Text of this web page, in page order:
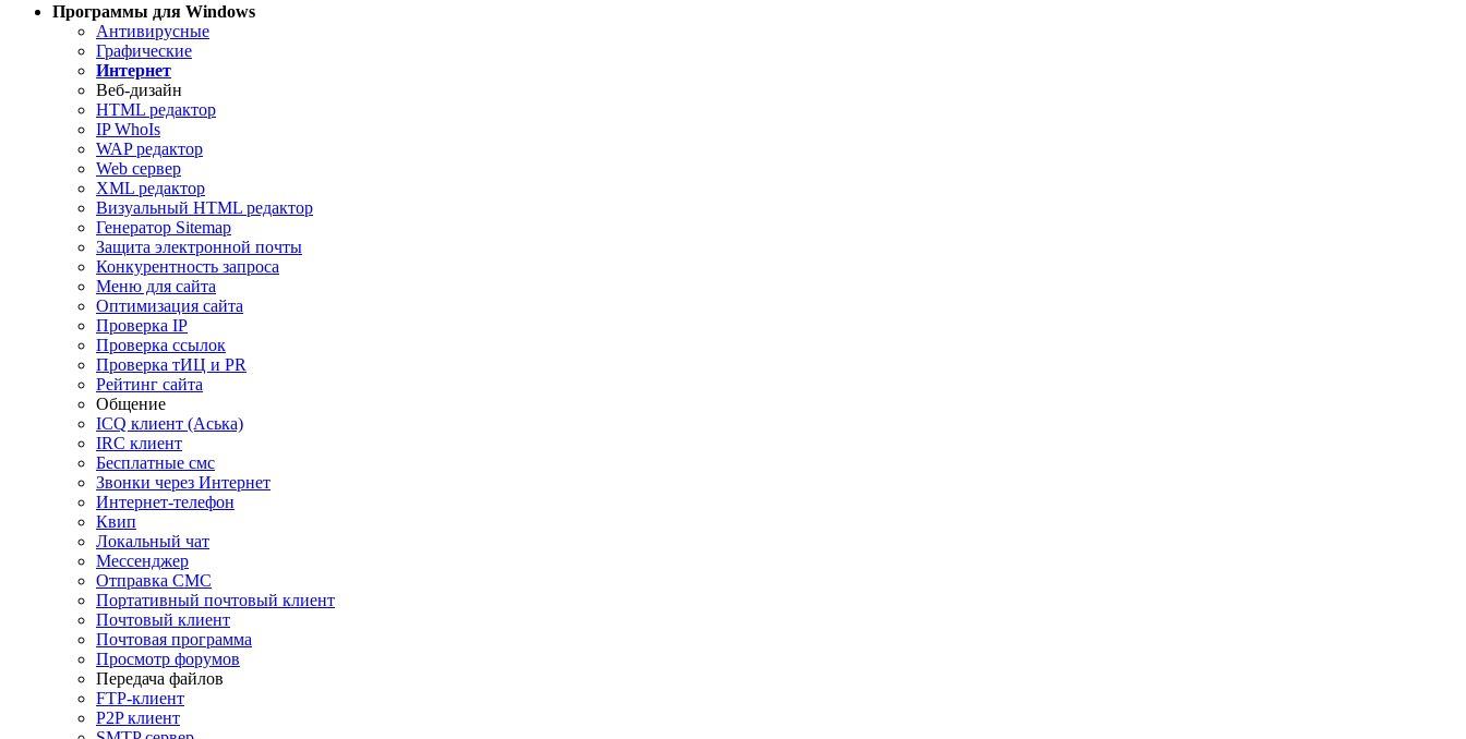
Программы для Windows
Антивирусные
Графические
Интернет
Веб-дизайн
HTML редактор
IP WhoIs
WAP редактор
Web сервер
XML редактор
Визуальный HTML редактор
Генератор Sitemap
Защита электронной почты
Конкурентность запроса
Меню для сайта
Оптимизация сайта
Проверка IP
Проверка ссылок
Проверка тИЦ и PR
Рейтинг сайта
Общение
ICQ клиент (Аська)
IRC клиент
Бесплатные смс
Звонки через Интернет
Интернет-телефон
Квип
Локальный чат
Мессенджер
Отправка СМС
Портативный почтовый клиент
Почтовый клиент
Почтовая программа
Просмотр форумов
Передача файлов
FTP-клиент
P2P клиент